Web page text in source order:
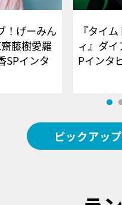
！げーみん
藤樹愛羅
SPインタ
『タイ
ィ』ダ
Pイ
ピックアッ